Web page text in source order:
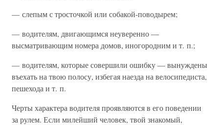
— слепым с тросточкой или собакой-поводырем;
— водителям, двигающимся неуверенно —
высматривающим номера домов, иногородним и т. п.;
— водителям, которые совершили ошибку — вынуждены
въехать на твою полосу, избегая наезда на велосипедиста,
пешехода и т. п.
Черты характера водителя проявляются в его поведении
за рулем. Если милейший человек, твой знакомый,